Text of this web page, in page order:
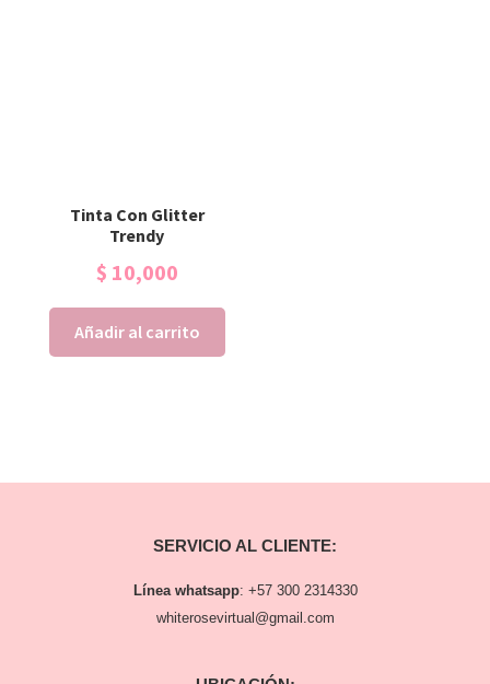
Tinta Con Glitter
Trendy
$ 10,000
Añadir al carrito
SERVICIO AL CLIENTE:
Línea whatsapp: +57 300 2314330
whiterosevirtual@gmail.com